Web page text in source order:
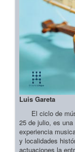
Luis Gareta
El ciclo de
25 de julio, es
experiencia
y localidades
actuaciones la